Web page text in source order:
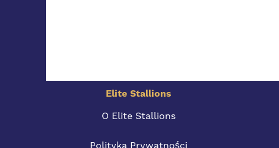
Elite Stallions
O Elite Stallions
Polityka Prywatności